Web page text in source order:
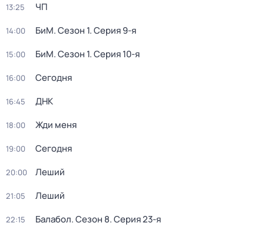
13:25 ЧП
14:00 БиМ. Сезон 1. Серия 9-я
15:00 БиМ. Сезон 1. Серия 10-я
16:00 Сегодня
16:45 ДНК
18:00 Жди меня
19:00 Сегодня
20:00 Леший
21:05 Леший
22:15 Балабол. Сезон 8. Серия 23-я